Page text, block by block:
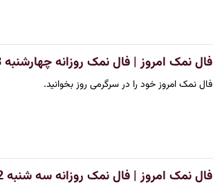
فال نمک امروز | فال نمک روزانه چهارشنبه 23 اردیبهشت ماه
فال نمک امروز خود را در سرگرمی روز بخوانید.
فال نمک امروز | فال نمک روزانه سه شنبه 22 اردیبهشت ماه